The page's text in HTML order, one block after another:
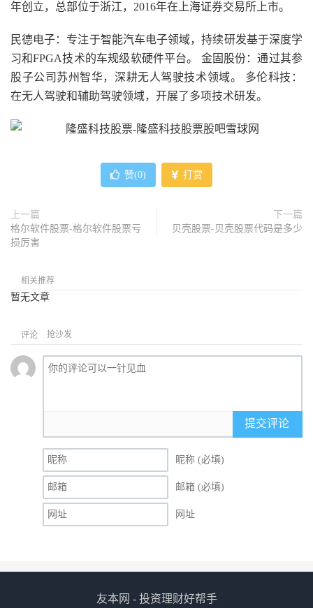
年创立，总部位于浙江，2016年在上海证券交易所上市。
民德电子：专注于智能汽车电子领域，持续研发基于深度学
习和FPGA技术的车规级软硬件平台。 金固股份：通过其参
股子公司苏州智华，深耕无人驾驶技术领域。 多伦科技：
在无人驾驶和辅助驾驶领域，开展了多项技术研发。
赞(0) 打赏
上一篇
格尔软件股票-格尔软件股票亏
损厉害
下一篇
贝壳股票-贝壳股票代码是多少
相关推荐
暂无文章
评论 抢沙发
提交评论
昵称 (必填)
邮箱 (必填)
网址
友本网 - 投资理财好帮手